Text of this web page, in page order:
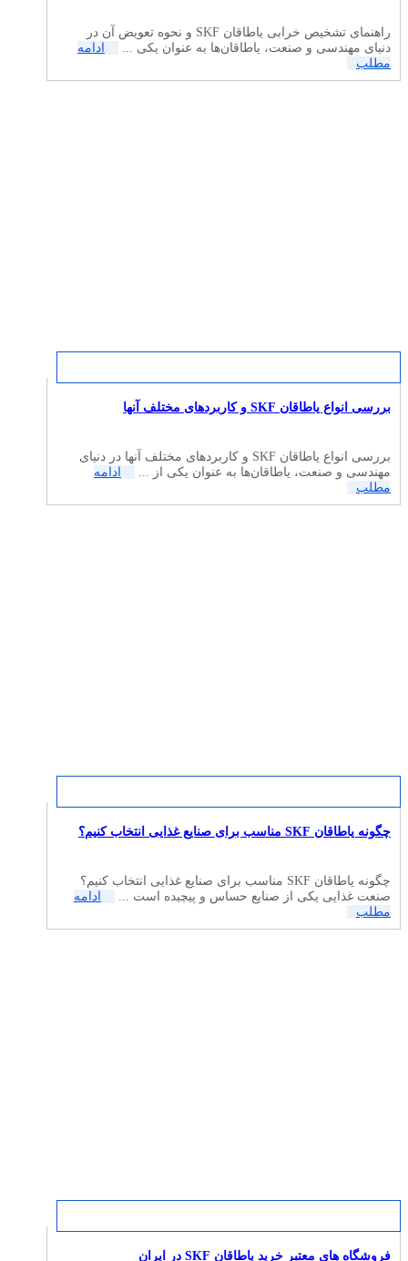
راهنمای تشخیص خرابی یاطاقان SKF و نحوه تعویض آن در
دنیای مهندسی و صنعت، یاطاقان‌ها به عنوان یکی ...
ادامه
مطلب
بررسی انواع یاطاقان SKF و کاربردهای مختلف آنها
بررسی انواع یاطاقان SKF و کاربردهای مختلف آنها در دنیای
مهندسی و صنعت، یاطاقان‌ها به عنوان یکی از ...
ادامه
مطلب
چگونه یاطاقان SKF مناسب برای صنایع غذایی انتخاب کنیم؟
چگونه یاطاقان SKF مناسب برای صنایع غذایی انتخاب کنیم؟
صنعت غذایی یکی از صنایع حساس و پیچیده است ...
ادامه
مطلب
فروشگاه‌ های معتبر خرید یاطاقان SKF در ایران